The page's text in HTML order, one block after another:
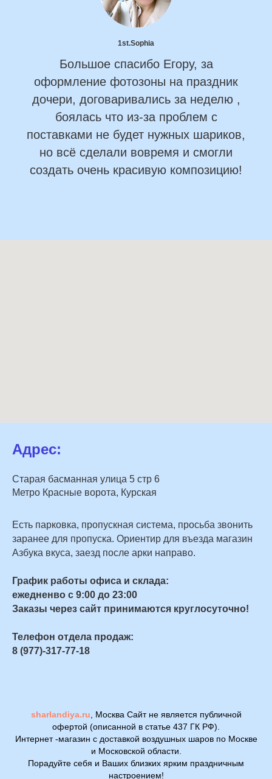
1st.Sophia
Большое спасибо Егору, за
оформление фотозоны на праздник
дочери, договаривались за неделю ,
боялась что из-за проблем с
поставками не будет нужных шариков,
но всё сделали вовремя и смогли
создать очень красивую композицию!
Адрес:
Старая басманная улица 5 стр 6
Метро Красные ворота, Курская
Есть парковка, пропускная система, просьба звонить
заранее для пропуска. Ориентир для въезда магазин
Азбука вкуса, заезд после арки направо.
График работы офиса и склада:
ежедненво с 9:00 до 23:00
Заказы через сайт принимаются круглосуточно!
Телефон отдела продаж:
8 (977)-317-77-18
sharlandiya.ru , Москва Сайт не является публичной
офертой (описанной в статье 437 ГК РФ).
Интернет -магазин с доставкой воздушных шаров по Москве
и Московской области.
Порадуйте себя и Ваших близких ярким праздничным
настроением!